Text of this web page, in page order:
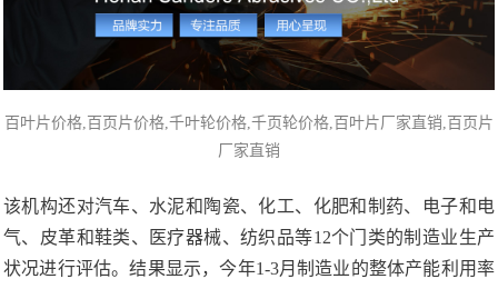
百叶片价格,百页片价格,千叶轮价格,千页轮价格,百叶片厂家直销,百页片
厂家直销
该机构还对汽车、水泥和陶瓷、化工、化肥和制药、电子和电
气、皮革和鞋类、医疗器械、纺织品等12个门类的制造业生产
状况进行评估。结果显示，今年1-3月制造业的整体产能利用率